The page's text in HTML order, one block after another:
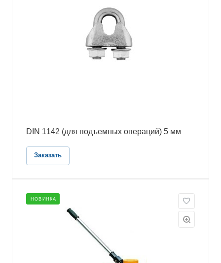
DIN 1142 (для подъемных операций) 5 мм
Заказать
НОВИНКА